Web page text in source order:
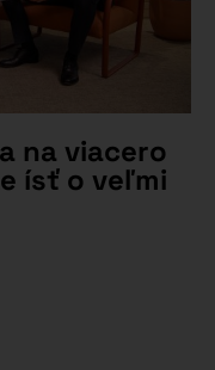
na viacero
ísť o veľmi